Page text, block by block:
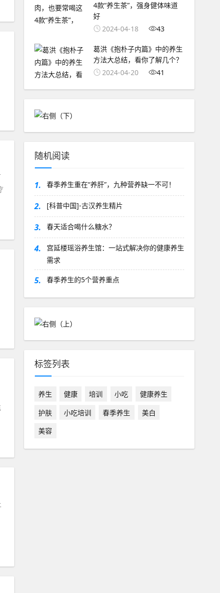
4款“养生茶”，强身健体味道
好
2024-04-18
43
葛洪《抱朴子内篇》中的养生
方法大总结，看你了解几个？
2024-04-20
41
随机阅读
1. 春季养生重在“养肝”，九种营养缺一不可！
2. [科普中国]-古汉养生精片
3. 春天适合喝什么糖水？
4.
宫延楼瑶浴养生馆：一站式解决你的健康养生
需求
5. 春季养生的5个营养重点
标签列表
养生 健康 培训 小吃
健康养生
护肤
小吃培训 春季养生
美白
美容